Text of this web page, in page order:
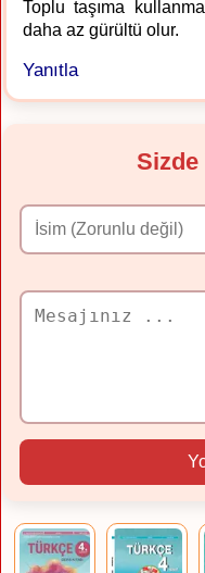
Toplu taşıma
daha az gürültü olur.
Yanıtla
Sizde